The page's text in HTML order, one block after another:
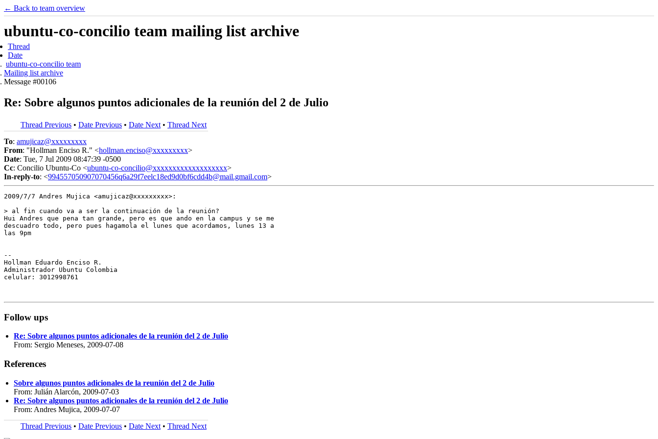
← Back to team overview
ubuntu-co-concilio team mailing list archive
Thread
Date
ubuntu-co-concilio team
Mailing list archive
Message #00106
Re: Sobre algunos puntos adicionales de la reunión del 2 de Julio
Thread Previous • Date Previous • Date Next • Thread Next
To: amujicaz@xxxxxxxxx
From: "Hollman Enciso R." <hollman.enciso@xxxxxxxxx>
Date: Tue, 7 Jul 2009 08:47:39 -0500
Cc: Concilio Ubuntu-Co <ubuntu-co-concilio@xxxxxxxxxxxxxxxxxxx>
In-reply-to: <994557050907070456q6a29f7eelc18ed9d0bf6cdd4b@mail.gmail.com>
2009/7/7 Andres Mujica <amujicaz@xxxxxxxxx>:
> al fin cuando va a ser la continuación de la reunión?
Hui Andres que pena tan grande, pero es que ando en la campus y se me
descuadro todo, pero pues hagamola el lunes que acordamos, lunes 13 a
las 9pm
--
Hollman Eduardo Enciso R.
Administrador Ubuntu Colombia
celular: 3012998761
Follow ups
Re: Sobre algunos puntos adicionales de la reunión del 2 de Julio
From: Sergio Meneses, 2009-07-08
References
Sobre algunos puntos adicionales de la reunión del 2 de Julio
From: Julián Alarcón, 2009-07-03
Re: Sobre algunos puntos adicionales de la reunión del 2 de Julio
From: Andres Mujica, 2009-07-07
Thread Previous • Date Previous • Date Next • Thread Next